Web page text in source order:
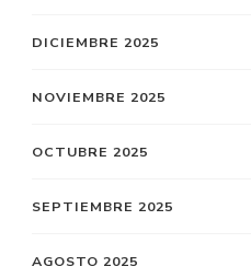
DICIEMBRE 2025
NOVIEMBRE 2025
OCTUBRE 2025
SEPTIEMBRE 2025
AGOSTO 2025